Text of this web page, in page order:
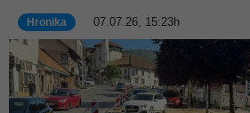
Hronika 07.07.26, 15:23h